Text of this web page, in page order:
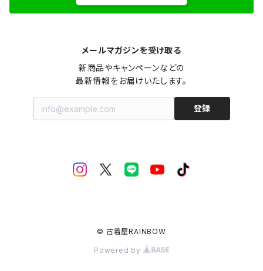
メールマガジンを受け取る
新商品やキャンペーンなどの
最新情報をお届けいたします。
登録
© 古着屋RAINBOW
Powered by